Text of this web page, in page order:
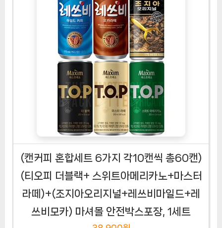
(캔커피 혼합세트 6가지 각10캔씩 총60캔)
(티오피 더블랙+ 스위트아메리카노+마스터
라떼)+(조지아오리지널+레쓰비마일드+레
쓰비모카) 마셔몰 안전박스포장, 1세트